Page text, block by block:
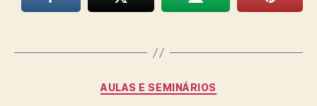
Categorias
AULAS E SEMINÁRIOS